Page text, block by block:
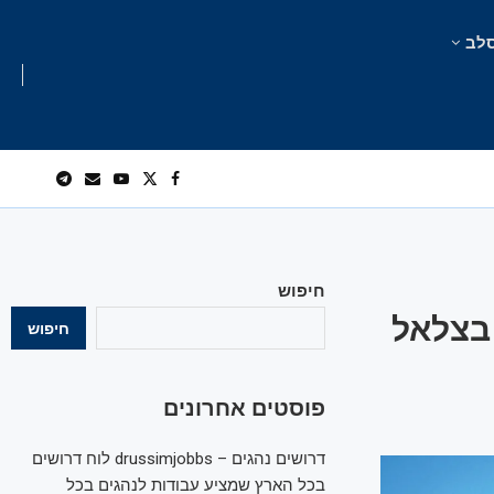
חיפוש
חיפוש
פוסטים אחרונים
דרושים נהגים – drussimjobbs לוח דרושים
בכל הארץ שמציע עבודות לנהגים בכל